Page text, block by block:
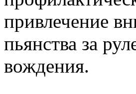
привлечение
пьянства за
вождения.